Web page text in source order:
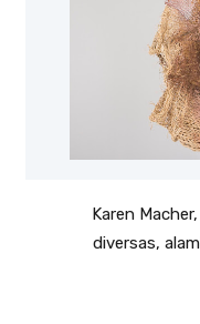
Karen
diversas,